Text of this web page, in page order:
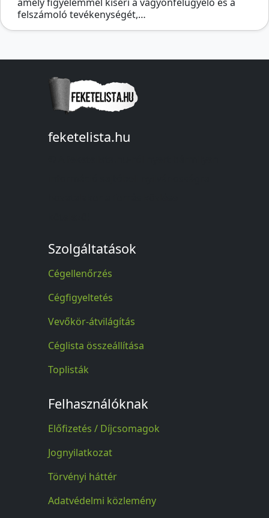
felszámoló tevékenységét,…
feketelista.hu
Szolgáltatások
Cégellenőrzés
Cégfigyeltetés
Vevőkör-átvilágítás
Céglista összeállítása
Toplisták
Felhasználóknak
Előfizetés / Díjcsomagok
Jognyilatkozat
Törvényi háttér
Adatvédelmi közlemény